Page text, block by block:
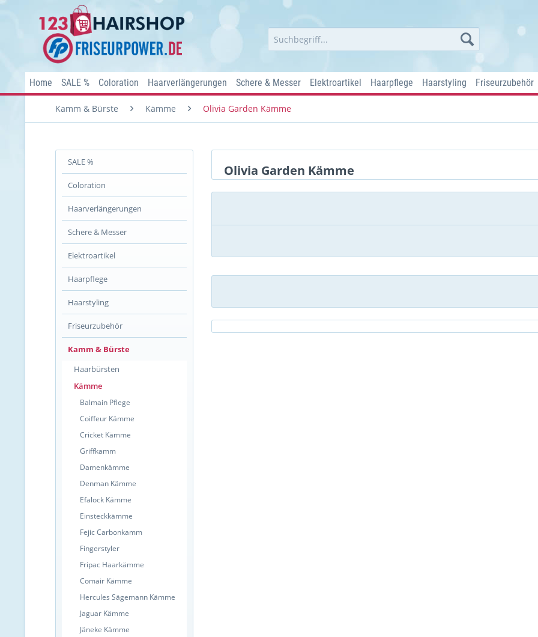
Home SALE % Coloration Haarverlängerungen Schere & Messer Elektroartikel Haarpflege Haarstyling Friseurzubehör
Kamm & Bürste Kämme Olivia Garden Kämme
SALE %
Coloration
Haarverlängerungen
Schere & Messer
Elektroartikel
Haarpflege
Haarstyling
Friseurzubehör
Kamm & Bürste
Haarbürsten
Kämme
Balmain Pflege
Coiffeur Kämme
Cricket Kämme
Griffkamm
Damenkämme
Denman Kämme
Efalock Kämme
Einsteckkämme
Fejic Carbonkamm
Fingerstyler
Fripac Haarkämme
Comair Kämme
Hercules Sägemann Kämme
Jaguar Kämme
Jäneke Kämme
Olivia Garden Kämme